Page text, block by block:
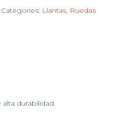
Categories: Llantas, Ruedas
durabilidad.